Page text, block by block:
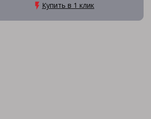
Купить в 1 клик